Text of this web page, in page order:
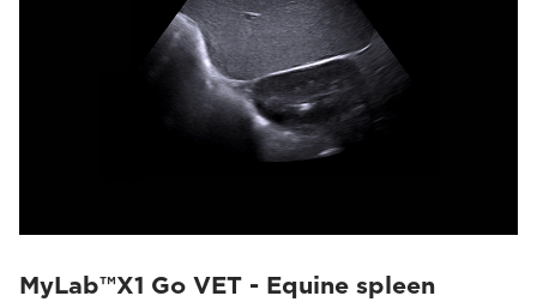
MyLab™X1 Go VET - Equine spleen